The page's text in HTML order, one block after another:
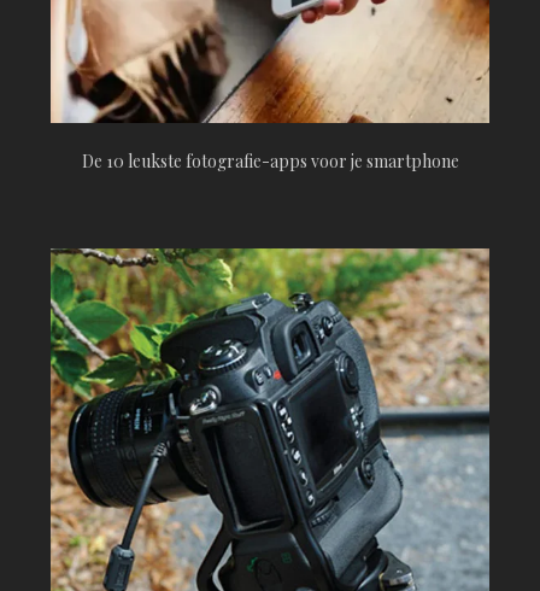
De 10 leukste fotografie-apps voor je smartphone